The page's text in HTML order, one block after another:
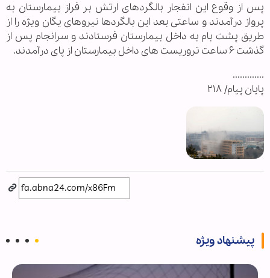
پس از وقوع این انفجار بالگردهای ارتش بر فراز بیمارستان به
پرواز درآمدند و ساعتی بعد این بالگردها نیروهای یگان ویژه را از
طریق پشت بام به داخل بیمارستان فرستادند و سرانجام پس از
گذشت ۶ ساعت تروریست های داخل بیمارستان از پای درآمدند.
.............
پایان پیام/ ۲۱۸
پیشنهاد ویژه